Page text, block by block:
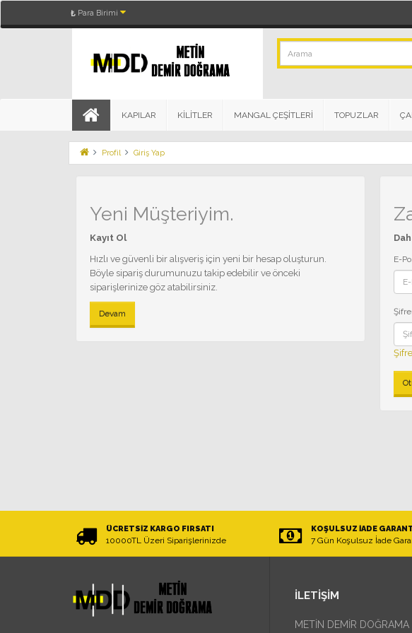
₺ Para Birimi
KAPILAR KİLİTLER MANGAL ÇEŞİTLERİ TOPUZLAR
Profil Giriş Yap
Yeni Müşteriyim.
Kayıt Ol
Hızlı ve güvenli bir alışveriş için yeni bir hesap oluşturun.
Böyle sipariş durumunuzu takip edebilir ve önceki
siparişlerinize göz atabilirsiniz.
Devam
E-
ÜCRETSIZ KARGO FIRSATI
10000TL Üzeri Siparişlerinizde
KOŞULSUZ İADE
7 Gün Koşulsuz İade
İLETIŞIM
METİN DEMİR DOĞRAMA